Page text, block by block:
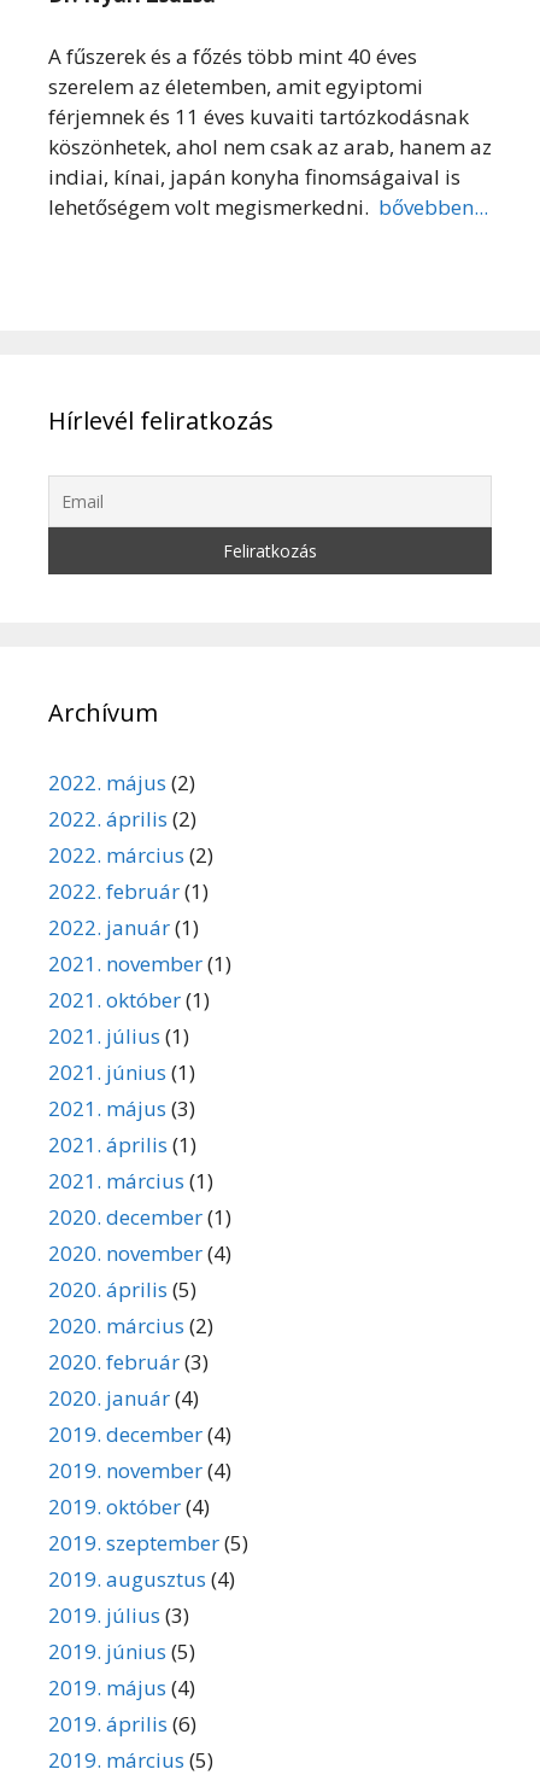
A fűszerek és a főzés több mint 40 éves
szerelem az életemben, amit egyiptomi
férjemnek és 11 éves kuvaiti tartózkodásnak
köszönhetek, ahol nem csak az arab, hanem az
indiai, kínai, japán konyha finomságaival is
lehetőségem volt megismerkedni. bővebben...
Hírlevél feliratkozás
Archívum
2022. május (2)
2022. április (2)
2022. március (2)
2022. február(1)
2022. január(1)
2021. november(1)
2021. október(1)
2021. július (1)
2021. június (1)
2021. május (3)
2021. április (1)
2021. március (1)
2020. december(1)
2020. november(4)
2020. április (5)
2020. március (2)
2020. február(3)
2020. január(4)
2019. december(4)
2019. november(4)
2019. október(4)
2019. szeptember(5)
2019. augusztus (4)
2019. július (3)
2019. június (5)
2019. május (4)
2019. április (6)
2019. március (5)